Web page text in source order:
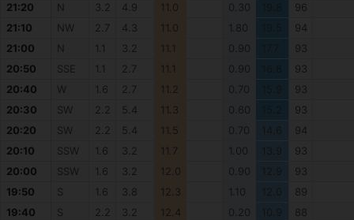
21:20
N 3.2 4.9 11.0 0.30
96
21:10
NW 2.7 4.3 11.0 1.80
94
21:00
N 1.1 3.2 11.1 0.90
93
20:50
SSE 1.1 2.7 11.1 0.90
93
20:40
W 1.6 2.7 11.2 0.70
93
20:30
SW 2.2 5.4 11.3 0.60
93
20:20
SW 2.2 5.4 11.5 0.70
94
20:10
SSW 1.6 3.2 11.7 1.00
93
20:00
SSW 1.6 3.2 12.0 0.90
93
19:50
S 1.6 3.8 12.3 1.10
89
19:40
S 2.2 3.2 12.4 0.20
88